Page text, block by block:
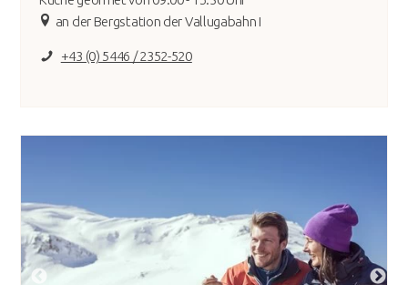
an der Bergstation der Vallugabahn I
+43 (0) 5446 / 2352-520